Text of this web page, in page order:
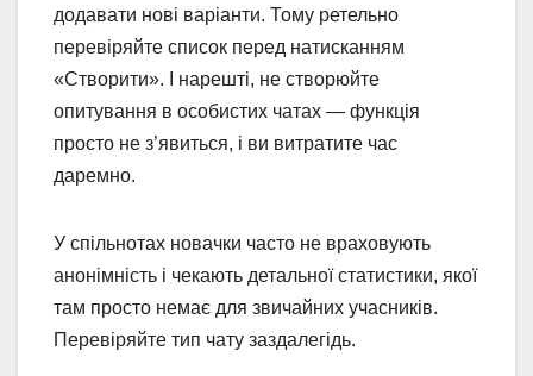
додавати нові варіанти. Тому ретельно
перевіряйте список перед натисканням
«Створити». І нарешті, не створюйте
опитування в особистих чатах — функція
просто не з’явиться, і ви витратите час
даремно.
У спільнотах новачки часто не враховують
анонімність і чекають детальної статистики, якої
там просто немає для звичайних учасників.
Перевіряйте тип чату заздалегідь.